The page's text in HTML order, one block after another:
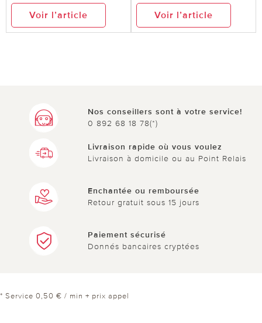
Voir l’article Voir l’article
Nos conseillers sont à votre service!
0 892 68 18 78(*)
Livraison rapide où vous voulez
Livraison à domicile ou au Point Relais
Enchantée ou remboursée
Retour gratuit sous 15 jours
Paiement sécurisé
Donnés bancaires cryptées
* Service 0,50 € / min + prix appel